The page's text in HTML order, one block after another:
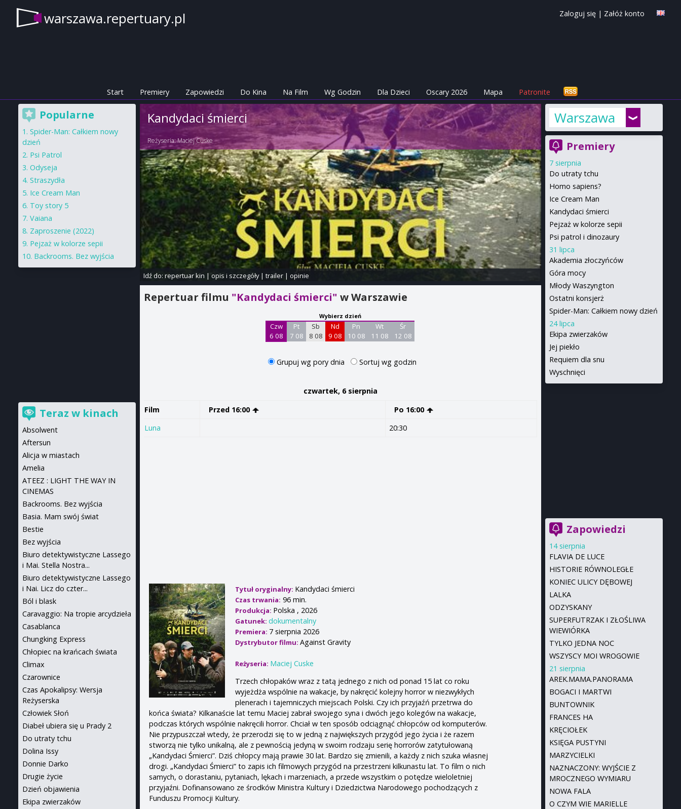
warszawa.repertuary.pl Zaloguj się | Załóż konto
Start Premiery Zapowiedzi Do Kina Na Film Wg Godzin Dla Dzieci Oscary 2026 Mapa Patronite
Kandydaci śmierci
Reżyseria:Maciej Cuske
Idź do: repertuar kin | opis i szczegóły| trailer| opinie
Repertuar filmu "Kandydaci śmierci"w Warszawie
Wybierz dzień
Czw
6 08
Pt
7 08
Sb
8 08
Nd
9 08
Pn
10 08
Wt
11 08
Śr
12 08
Grupuj wg pory dnia Sortuj wg godzin
czwartek, 6 sierpnia
Film
Przed 16:00
Po 16:00
Luna
20:30
Tytuł oryginalny: Kandydaci śmierci
Czas trwania: 96 min.
Produkcja: Polska , 2026
Gatunek:dokumentalny
Premiera: 7 sierpnia 2026
Dystrybutor filmu:Against Gravity
Reżyseria: Maciej Cuske
Trzech chłopaków wraz z tatą jednego z nich od ponad 15 lat co roku
wyjeżdża wspólnie na wakacje, by nakręcić kolejny horror w niezwykłych
plenerach i tajemniczych miejscach Polski. Czy ich przyjaźń przetrwa do
końca świata? Kilkanaście lat temu Maciej zabrał swojego syna i dwóch jego kolegów na wakacje,
podczas których wspólnie nakręcili horror. Chciał w ten sposób odciągnąć chłopców od komputerów.
Nie przypuszczał wtedy, że przerodzi się to w jedną z największych przygód jego życia i że razem
stworzą nie tylko unikalną, ale z pewnością jedyną w swoim rodzaju serię horrorów zatytułowaną
„Kandydaci Śmierci”. Dziś chłopcy mają prawie 30 lat. Bardzo się zmienili, a każdy z nich szuka własnej
drogi. „Kandydaci Śmierci” to zapis ich filmowych przygód na przestrzeni kilkunastu lat. To film o nich
samych, o dorastaniu, pytaniach, lękach i marzeniach, a przede wszystkim o potędze wieloletniej
przyjaźni. Dofinansowano ze środków Ministra Kultury i Dziedzictwa Narodowego pochodzących z
Funduszu Promocji Kultury.
Warszawa
Premiery
7 sierpnia
Do utraty tchu
Homo sapiens?
Ice Cream Man
Kandydaci śmierci
Pejzaż w kolorze sepii
Psi patrol i dinozaury
31 lipca
Akademia złoczyńców
Góra mocy
Młody Waszyngton
Ostatni konsjerż
Spider-Man: Całkiem nowy dzień
24 lipca
Ekipa zwierzaków
Jej piekło
Requiem dla snu
Wyschnięci
Zapowiedzi
14 sierpnia
FLAVIA DE LUCE
HISTORIE RÓWNOLEGŁE
KONIEC ULICY DĘBOWEJ
LALKA
ODZYSKANY
SUPERFUTRZAK I ZŁOŚLIWA
WIEWIÓRKA
TYLKO JEDNA NOC
WSZYSCY MOI WROGOWIE
21 sierpnia
AREK.MAMA.PANORAMA
BOGACI I MARTWI
BUNTOWNIK
FRANCES HA
KRĘCIOŁEK
KSIĘGA PUSTYNI
MARZYCIELKI
NAZNACZONY: WYJŚCIE Z
MROCZNEGO WYMIARU
NOWA FALA
O CZYM WIE MARIELLE
Popularne
Spider-Man: Całkiem nowy
dzień
Psi Patrol
Odyseja
Straszydła
Ice Cream Man
Toy story 5
Vaiana
Zaproszenie (2022)
Pejzaż w kolorze sepii
Backrooms. Bez wyjścia
Teraz w kinach
Absolwent
Aftersun
Alicja w miastach
Amelia
ATEEZ : LIGHT THE WAY IN
CINEMAS
Backrooms. Bez wyjścia
Basia. Mam swój świat
Bestie
Bez wyjścia
Biuro detektywistyczne Lassego
i Mai. Stella Nostra...
Biuro detektywistyczne Lassego
i Nai. Licz do czter...
Ból i blask
Caravaggio: Na tropie arcydzieła
Casablanca
Chungking Express
Chłopiec na krańcach świata
Climax
Czarownice
Czas Apokalipsy: Wersja
Reżyserska
Człowiek Słoń
Diabeł ubiera się u Prady 2
Do utraty tchu
Dolina Issy
Donnie Darko
Drugie życie
Dzień objawienia
Ekipa zwierzaków